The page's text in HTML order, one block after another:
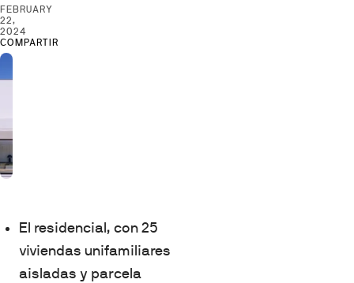
FEBRUARY
22,
2024
COMPARTIR
El residencial, con 25
viviendas unifamiliares
aisladas y parcela